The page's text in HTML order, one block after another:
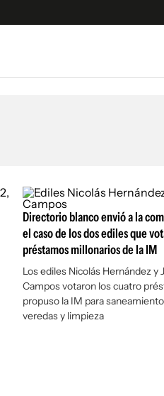
Directorio blanco envió a la
el caso de los dos ediles que
préstamos millonarios de la IM
Los ediles Nicolás Hernández y
Campos votaron los cuatro
propuso la IM para
veredas y limpieza